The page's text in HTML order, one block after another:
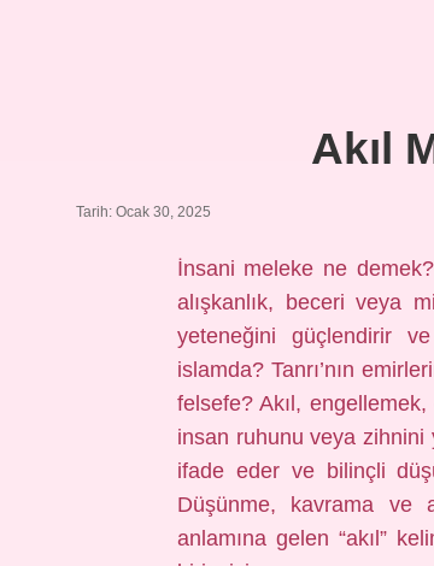
Akıl
Tarih: Ocak 30, 2025
İnsani meleke ne
alışkanlık, beceri veya
yeteneğini güçlendirir
islamda? Tanrı’nın
felsefe? Akıl,
insan ruhunu veya zihnini
ifade eder ve bilinçli
Düşünme, kavrama ve
anlamına gelen “akıl”